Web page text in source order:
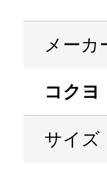
メーカ
コクヨ
サイズ